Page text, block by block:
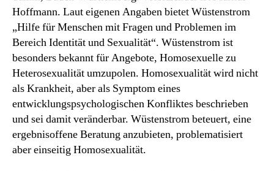
Hoffmann. Laut eigenen Angaben bietet Wüstenstrom
„Hilfe für Menschen mit Fragen und Problemen im
Bereich Identität und Sexualität“. Wüstenstrom ist
besonders bekannt für Angebote, Homosexuelle zu
Heterosexualität umzupolen. Homosexualität wird nicht
als Krankheit, aber als Symptom eines
entwicklungspsychologischen Konfliktes beschrieben
und sei damit veränderbar. Wüstenstrom beteuert, eine
ergebnisoffene Beratung anzubieten, problematisiert
aber einseitig Homosexualität.